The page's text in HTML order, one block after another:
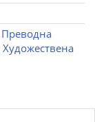
Преводна
Художествена